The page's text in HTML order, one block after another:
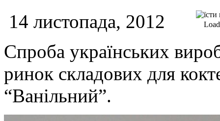
14 листопада, 2012
Спроба українських
ринок складових для
“Ванільний”.